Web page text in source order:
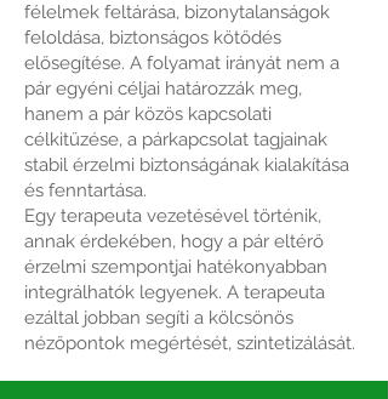
félelmek feltárása, bizonytalanságok
feloldása, biztonságos kötődés
elősegítése. A folyamat irányát nem a
pár egyéni céljai határozzák meg,
hanem a pár közös kapcsolati
célkitűzése, a párkapcsolat tagjainak
stabil érzelmi biztonságának kialakítása
és fenntartása.
Egy terapeuta vezetésével történik,
annak érdekében, hogy a pár eltérő
érzelmi szempontjai hatékonyabban
integrálhatók legyenek. A terapeuta
ezáltal jobban segíti a kölcsönös
nézőpontok megértését, szintetizálását.